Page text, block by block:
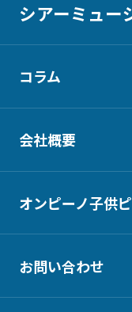
シアーミュー
コラム
会社概要
オンピーノ子供
お問い合わせ